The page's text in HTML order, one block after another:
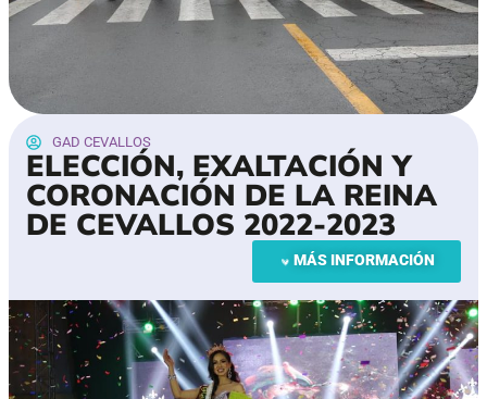
GAD CEVALLOS
ELECCIÓN, EXALTACIÓN Y
CORONACIÓN DE LA REINA
DE CEVALLOS 2022-2023
MÁS INFORMACIÓN